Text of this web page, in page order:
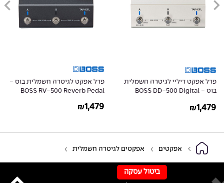
פדל אפקט דיליי לגיטרה חשמלית
בוס - BOSS DD-500 Digital
₪1,479
פדל אפקט לגיטרה חשמלית בוס -
BOSS RV-500 Reverb Pedal
₪1,479
אפקטים אפקטים לגיטרה חשמלית
ביטול עסקה